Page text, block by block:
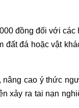
đồng đối với các
đất đá hoặc vật
cao ý thức
xảy ra tai nạn